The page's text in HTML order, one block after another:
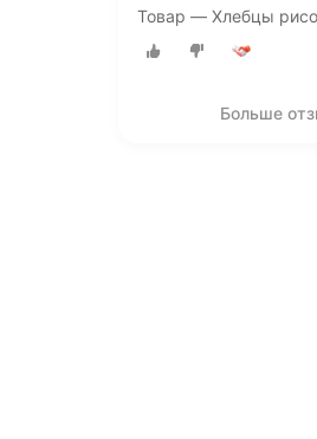
Товар — Хлебцы
Больше